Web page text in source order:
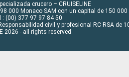
crucero – CRUISELINE
000 Monaco SAM con un capital de 150 000
: (00) 377 97 97 84 50
civil y profesional RC RSA de
2026 - all rights reserved